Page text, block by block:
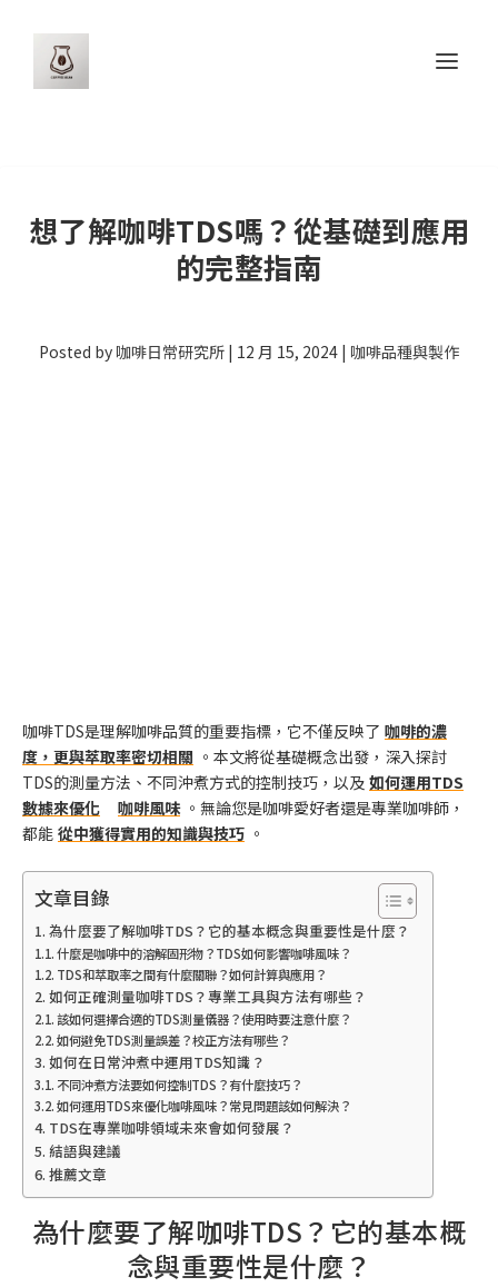
想了解咖啡TDS嗎？從基礎到應用
的完整指南
Posted by 咖啡日常研究所 | 12 月 15, 2024 | 咖啡品種與製作
咖啡TDS是理解咖啡品質的重要指標，它不僅反映了 咖啡的濃
度，更與萃取率密切相關 。本文將從基礎概念出發，深入探討
TDS的測量方法、不同沖煮方式的控制技巧，以及 如何運用TDS
數據來優化
咖啡風味 。無論您是咖啡愛好者還是專業咖啡師，
都能 從中獲得實用的知識與技巧 。
文章目錄
為什麼要了解咖啡TDS？它的基本概念與重要性是什麼？
什麼是咖啡中的溶解固形物？TDS如何影響咖啡風味？
TDS和萃取率之間有什麼關聯？如何計算與應用？
如何正確測量咖啡TDS？專業工具與方法有哪些？
該如何選擇合適的TDS測量儀器？使用時要注意什麼？
如何避免TDS測量誤差？校正方法有哪些？
如何在日常沖煮中運用TDS知識？
不同沖煮方法要如何控制TDS？有什麼技巧？
如何運用TDS來優化咖啡風味？常見問題該如何解決？
TDS在專業咖啡領域未來會如何發展？
結語與建議
推薦文章
為什麼要了解咖啡TDS？它的基本概
念與重要性是什麼？